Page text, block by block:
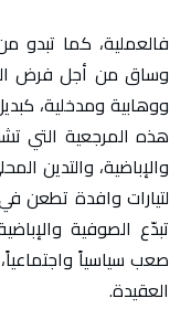
فالعملية، كما تبدو
وساق من أجل فرض
ووهابية ومدخلية،
هذه المرجعية التي
والإباضية، والتدين
لتيارات وافدة تطعن
تبدّع الصوفية
صعب سياسياً
العقيدة.